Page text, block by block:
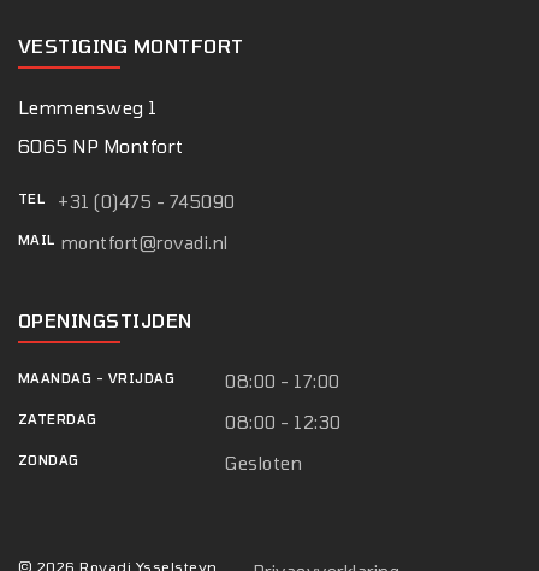
VESTIGING MONTFORT
Lemmensweg 1
6065 NP Montfort
TEL +31 (0)475 - 745090
MAIL montfort@rovadi.nl
OPENINGSTIJDEN
MAANDAG - VRIJDAG 08:00 - 17:00
ZATERDAG 08:00 - 12:30
ZONDAG Gesloten
© 2026 Rovadi Ysselsteyn